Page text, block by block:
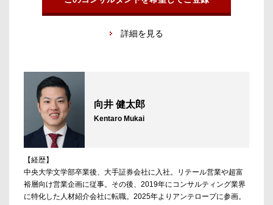
詳細を見る
向井 健太郎
Kentaro Mukai
【経歴】
中央大学文学部卒業後、大手証券会社に入社。リテール営業や超富
裕層向け営業企画に従事。その後、2019年にコンサルティング業界
に特化した人材紹介会社に転職。2025年よりアンテロープに参画。